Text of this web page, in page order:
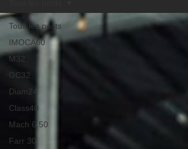
Tous les posts
IMOCA60
M32
GC32
Diam24
Class40
Mach 6.50
Farr 30